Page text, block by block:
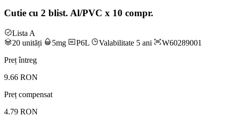
Cutie cu 2 blist. Al/PVC x 10 compr.
Lista A
20 unități
5mg P6L Valabilitate 5 ani
W60289001
Preț întreg
9.66 RON
Preț compensat
4.79 RON